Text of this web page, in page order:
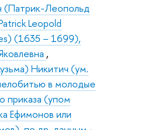
(Патрик-Леопольд
Leopold
(1635 – 1699),
,
Никитич (ум.
в молодые
приказа (упом
Ефимонов или